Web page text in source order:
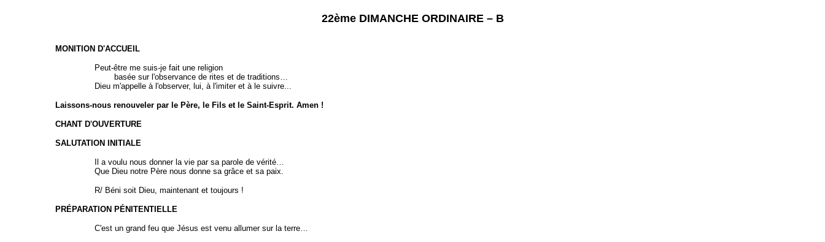
22ème DIMANCHE ORDINAIRE – B
MONITION D'ACCUEIL
Peut-être me suis-je fait une religion
basée sur l'observance de rites et de traditions…
Dieu m'appelle à l'observer, lui, à l'imiter et à le suivre...
Laissons-nous renouveler par le Père, le Fils et le Saint-Esprit. Amen !
CHANT D'OUVERTURE
SALUTATION INITIALE
Il a voulu nous donner la vie par sa parole de vérité…
Que Dieu notre Père nous donne sa grâce et sa paix.
R/ Béni soit Dieu, maintenant et toujours !
PRÉPARATION PÉNITENTIELLE
C'est un grand feu que Jésus est venu allumer sur la terre…